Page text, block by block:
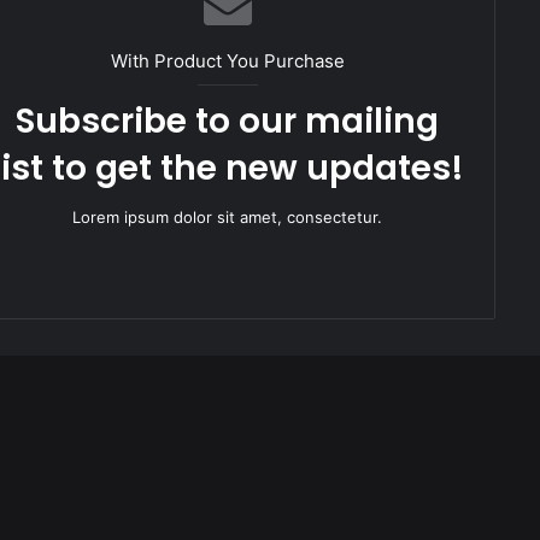
With Product You Purchase
Subscribe to our mailing
to get the new updates!
Lorem ipsum dolor sit amet, consectetur.